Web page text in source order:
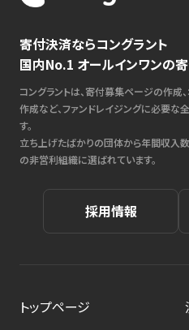
寄付決済ならコングラント
国内No.1 オールインワンの
コングラントは、寄付募集ページの作成
作成など、ファンドレイジングに必要な
す。
立ち上げたばかりの団体から年間収入
の非営利組織に選ばれています。
採用情報
トップページ